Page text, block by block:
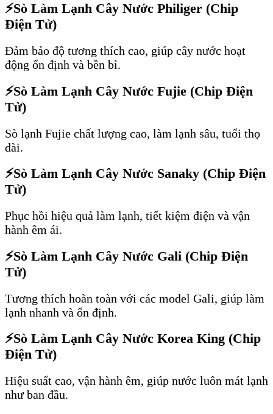
⚡Sò Làm Lạnh Cây Nước Philiger (Chip
Điện Tử)
Đảm bảo độ tương thích cao, giúp cây nước hoạt
động ổn định và bền bỉ.
⚡Sò Làm Lạnh Cây Nước Fujie (Chip Điện
Tử)
Sò lạnh Fujie chất lượng cao, làm lạnh sâu, tuổi thọ
dài.
⚡Sò Làm Lạnh Cây Nước Sanaky (Chip Điện
Tử)
Phục hồi hiệu quả làm lạnh, tiết kiệm điện và vận
hành êm ái.
⚡Sò Làm Lạnh Cây Nước Gali (Chip Điện
Tử)
Tương thích hoàn toàn với các model Gali, giúp làm
lạnh nhanh và ổn định.
⚡Sò Làm Lạnh Cây Nước Korea King (Chip
Điện Tử)
Hiệu suất cao, vận hành êm, giúp nước luôn mát lạnh
như ban đầu.